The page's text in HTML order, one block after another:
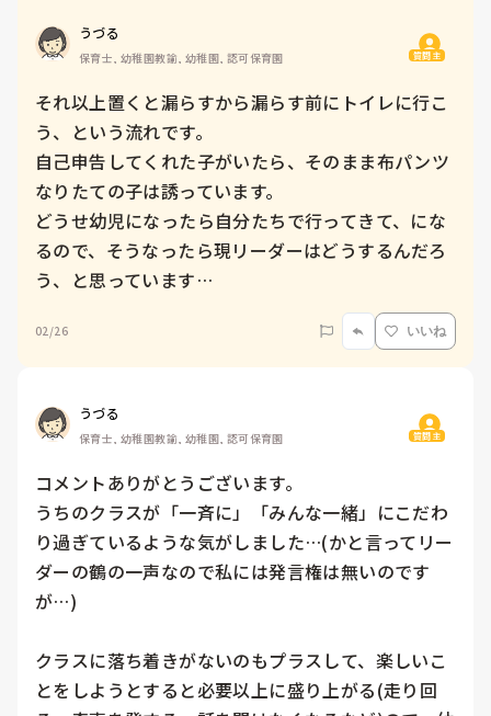
うづる
保育士, 幼稚園教諭, 幼稚園, 認可保育園 質問主
それ以上置くと漏らすから漏らす前にトイレに行こ
う、という流れです。
自己申告してくれた子がいたら、そのまま布パンツ
なりたての子は誘っています。
どうせ幼児になったら自分たちで行ってきて、にな
るので、そうなったら現リーダーはどうするんだろ
う、と思っています…
02/26 いいね
うづる
保育士, 幼稚園教諭, 幼稚園, 認可保育園 質問主
コメントありがとうございます。
うちのクラスが「一斉に」「みんな一緒」にこだわ
り過ぎているような気がしました…(かと言ってリー
ダーの鶴の一声なので私には発言権は無いのです
が…)
クラスに落ち着きがないのもプラスして、楽しいこ
とをしようとすると必要以上に盛り上がる(走り回